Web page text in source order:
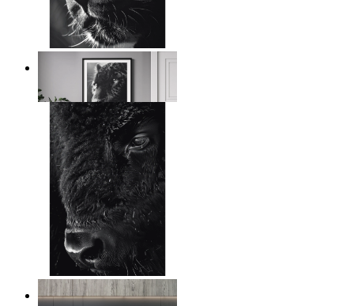
Vild kontrast
Från 149 kr
Vild blick